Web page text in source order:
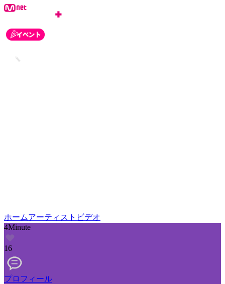
ホームアーティスト ビデオ
4Minute
16
プロフィール